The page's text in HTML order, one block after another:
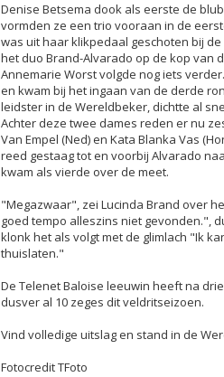
Denise Betsema dook als eerste de
vormden ze een trio vooraan in de
was uit haar klikpedaal geschoten bij
het duo Brand-Alvarado op de kop van
Annemarie Worst volgde nog iets
en kwam bij het ingaan van de derde
leidster in de Wereldbeker, dichtte al
Achter deze twee dames reden er nu
Van Empel (Ned) en Kata Blanka Vas
reed gestaag tot en voorbij Alvarado
kwam als vierde over de meet.
"Megazwaar", zei Lucinda Brand over
goed tempo alleszins niet gevonden.",
klonk het als volgt met de glimlach "Ik
thuislaten."
De Telenet Baloise leeuwin heeft na
dusver al 10 zeges dit veldritseizoen.
Vind volledige uitslag en stand in de
Fotocredit TFoto